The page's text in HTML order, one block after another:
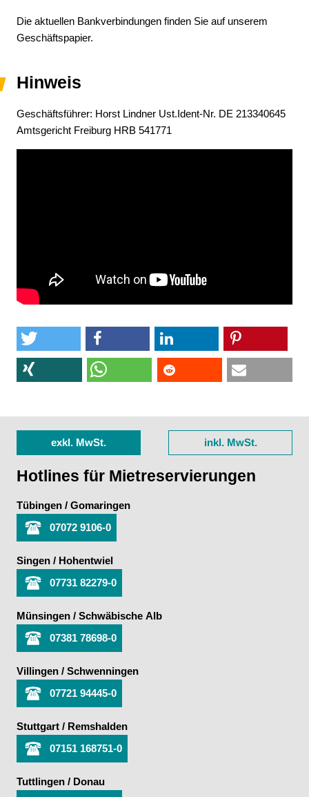
Die aktuellen Bankverbindungen finden Sie auf unserem
Geschäftspapier.
Hinweis
Geschäftsführer: Horst Lindner Ust.Ident-Nr. DE 213340645
Amtsgericht Freiburg HRB 541771
exkl. MwSt. inkl. MwSt.
Hotlines für Mietreservierungen
Tübingen / Gomaringen
07072 9106-0
Singen / Hohentwiel
07731 82279-0
Münsingen / Schwäbische Alb
07381 78698-0
Villingen / Schwenningen
07721 94445-0
Stuttgart / Remshalden
07151 168751-0
Tuttlingen / Donau